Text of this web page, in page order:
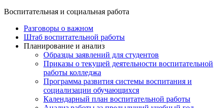
Воспитательная и социальная работа
Разговоры о важном
Штаб воспитательной работы
Планирование и анализ
Образцы заявлений для студентов
Приказы о текущей деятельности воспитательной
работы колледжа
Программа развития системы воспитания и
социализации обучающихся
Календарный план воспитательной работы